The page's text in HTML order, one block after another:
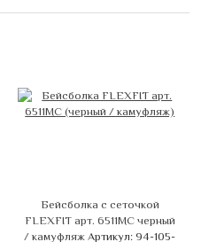
Бейсболка с сеточкой
FLEXFIT арт. 6511MC черный
/ камуфляжАртикул: 94-105-